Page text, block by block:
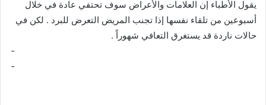
يقول الأطباء إن العلامات والأعراض سوف تحتفي عادة في خلال
أسبوعين من تلقاء نفسها إذا تجنب المريض التعرض للبرد . لكن في
حالات ناردة قد يستغرق التعافي شهوراً .